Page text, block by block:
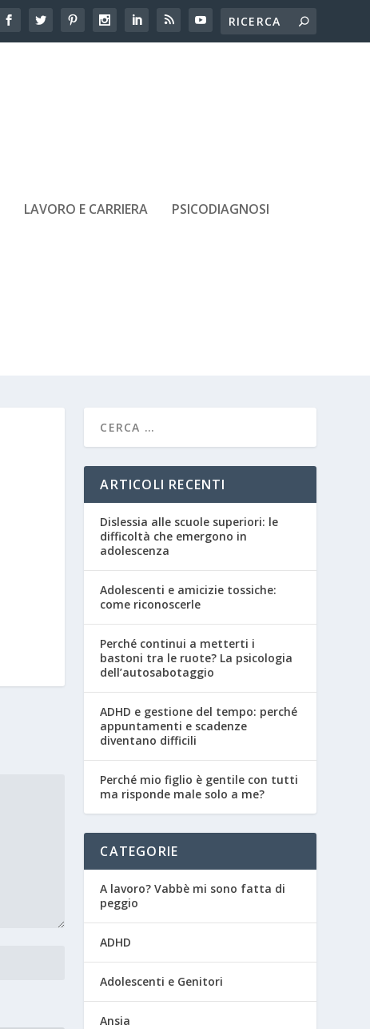
LAVORO E CARRIERA PSICODIAGNOSI
ARTICOLI RECENTI
Dislessia alle scuole superiori: le
difficoltà che emergono in
adolescenza
Adolescenti e amicizie tossiche:
come riconoscerle
Perché continui a metterti i
bastoni tra le ruote? La psicologia
dell’autosabotaggio
ADHD e gestione del tempo: perché
appuntamenti e scadenze
diventano difficili
Perché mio figlio è gentile con tutti
ma risponde male solo a me?
CATEGORIE
A lavoro? Vabbè mi sono fatta di
peggio
ADHD
Adolescenti e Genitori
Ansia